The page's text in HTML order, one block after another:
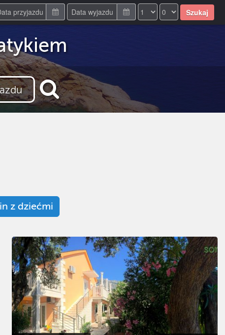
Szukaj
z dziećmi